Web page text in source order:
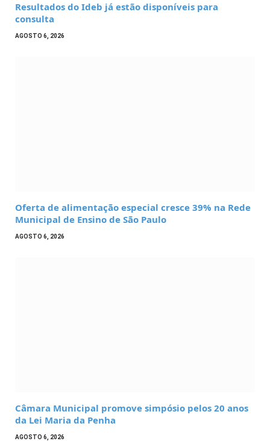
Resultados do Ideb já estão disponíveis para
consulta
AGOSTO 6, 2026
Oferta de alimentação especial cresce 39% na Rede
Municipal de Ensino de São Paulo
AGOSTO 6, 2026
Câmara Municipal promove simpósio pelos 20 anos
da Lei Maria da Penha
AGOSTO 6, 2026